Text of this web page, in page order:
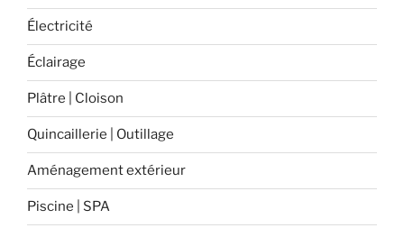
Électricité
Éclairage
Plâtre | Cloison
Quincaillerie | Outillage
Aménagement extérieur
Piscine | SPA